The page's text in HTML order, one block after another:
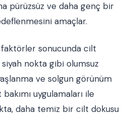
pürüzsüz ve daha genç bir
amaçlar.
sonucunda cilt
nokta gibi olumsuz
ve solgun görünüm
uygulamaları ile
daha temiz bir cilt dokusu